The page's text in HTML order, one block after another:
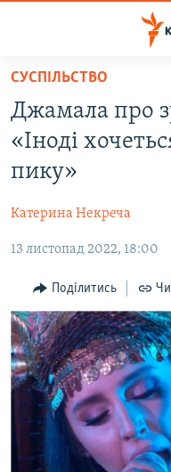
Перейти
основного
матеріалу
до
основної
навігації
Перейти
пошуку
ВОДА.КРИМ
БЛОГИ
ПОГЛЯД
ІНТЕРВ'Ю
ВСЕ ЗА ДЕНЬ
СПЕЦПРОЕКТИ
ДЕПОРТАЦІЯ
ВІДЕОУРОКИ «ELIFBE»
СВІДЧЕННЯ ОКУПАЦІЇ
ЯК ОБІЙТИ
Русский
Qırımtatar
СУСПІЛЬСТВО
Джамала про
«Іноді
пику»
Катерина Некреча
13 листопад 2022, 18:00
Поділитись